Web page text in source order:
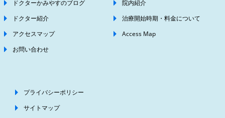
ドクターかみやすのブログ
院内紹介
ドクター紹介
治療開始時期・料金について
アクセスマップ
Access Map
お問い合わせ
プライバシーポリシー
サイトマップ